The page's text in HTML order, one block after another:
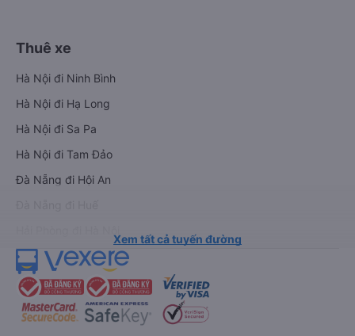
Thuê xe
Hà Nội đi Ninh Bình
Hà Nội đi Hạ Long
Hà Nội đi Sa Pa
Hà Nội đi Tam Đảo
Đà Nẵng đi Hội An
Xem tất cả tuyến đường